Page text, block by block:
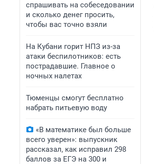
спрашивать на собеседовании
и сколько денег просить,
чтобы вас точно взяли
На Кубани горит НПЗ из-за
атаки беспилотников: есть
пострадавшие. Главное о
ночных налетах
Тюменцы смогут бесплатно
набрать питьевую воду
«В математике был больше
всего уверен»: выпускник
рассказал, как исправил 298
баллов за ЕГЭ на 300 и